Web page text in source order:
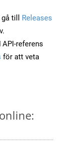
till Releases
referens
för att veta